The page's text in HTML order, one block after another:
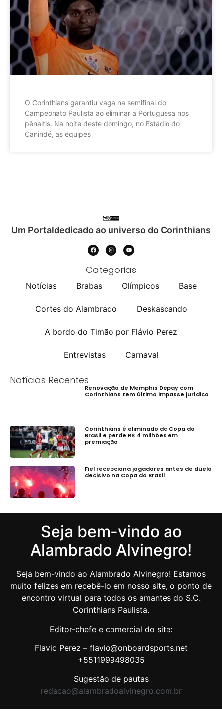
O Corinthians garantiu vaga na semifinal do
Campeonato Paulista ao eliminar a Portuguesa nos
pênaltis. Na noite deste domingo, no Estádio do
Canindé, as equipes
Um Portaldedicado ao universo do Corinthians
Categorias
Notícias Brabas Olímpicos Base
Cortes do Alambrado Deskascando
A bordo do Timão por Flávio Perez
Entrevistas Carnaval
Notícias Recentes
Renovação de Memphis Depay com
Corinthians tem último impasse jurídico
Corinthians é eliminado da Copa do
Brasil e perde R$ 4 milhões em
premiação
Fiel recepciona jogadores antes de duelo
decisivo na Copa do Brasil
Seja bem-vindo ao
Alambrado Alvinegro!
Seja bem-vindo ao Alambrado Alvinegro! Estamos
muito felizes em recebê-lo em nosso site, o ponto de
encontro virtual para todos os amantes do S.C.
Corinthians Paulista.
Editor-chefe e comercial do site:
Flavio Perez – flavio@onboardsports.net
+5511999498035
Sugestão de pautas
redacao@alambradoalvinegro.com.br